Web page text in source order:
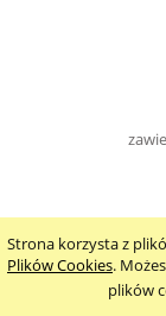
Strona korzysta z
Plików Cookies.
plików